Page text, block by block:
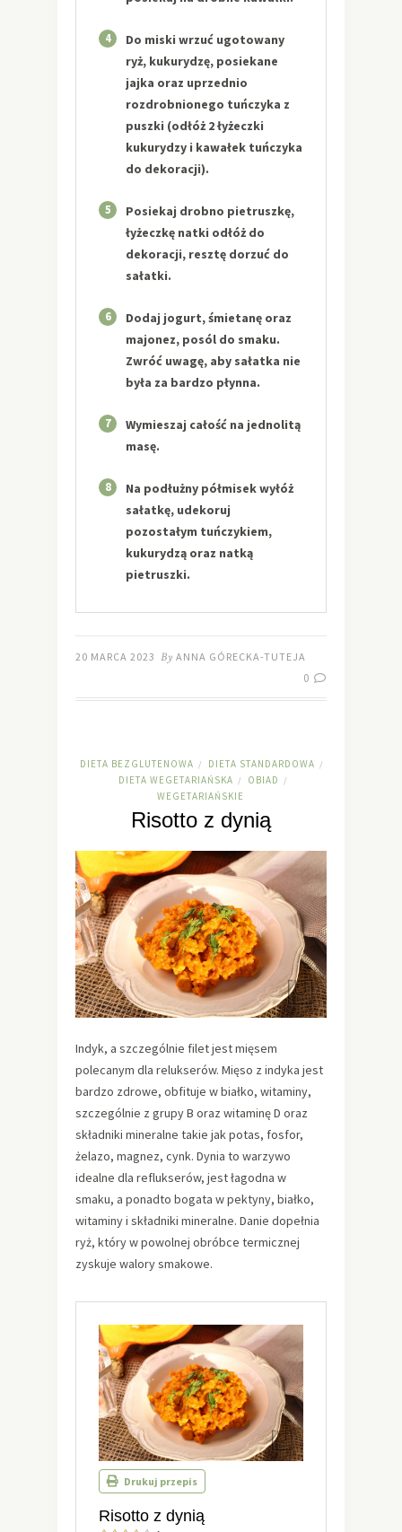
4
Do miski wrzuć ugotowany
ryż, kukurydzę, posiekane
jajka oraz uprzednio
rozdrobnionego tuńczyka z
puszki (odłóż 2 łyżeczki
kukurydzy i kawałek tuńczyka
do dekoracji).
5
Posiekaj drobno pietruszkę,
łyżeczkę natki odłóż do
dekoracji, resztę dorzuć do
sałatki.
6
Dodaj jogurt, śmietanę oraz
majonez, posól do smaku.
Zwróć uwagę, aby sałatka nie
była za bardzo płynna.
7
Wymieszaj całość na jednolitą
masę.
8
Na podłużny półmisek wyłóż
sałatkę, udekoruj
pozostałym tuńczykiem,
kukurydzą oraz natką
pietruszki.
20 MARCA 2023 By ANNA GÓRECKA-TUTEJA
0
DIETA BEZGLUTENOWA / DIETA STANDARDOWA /
DIETA WEGETARIAŃSKA / OBIAD /
WEGETARIAŃSKIE
Risotto z dynią
Indyk, a szczególnie filet jest mięsem
polecanym dla relukserów. Mięso z indyka jest
bardzo zdrowe, obfituje w białko, witaminy,
szczególnie z grupy B oraz witaminę D oraz
składniki mineralne takie jak potas, fosfor,
żelazo, magnez, cynk. Dynia to warzywo
idealne dla reflukserów, jest łagodna w
smaku, a ponadto bogata w pektyny, białko,
witaminy i składniki mineralne. Danie dopełnia
ryż, który w powolnej obróbce termicznej
zyskuje walory smakowe.
Drukuj przepis
Risotto z dynią